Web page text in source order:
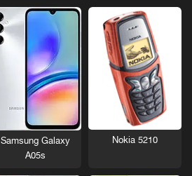
Nokia 5210
Samsung Galaxy
A05s